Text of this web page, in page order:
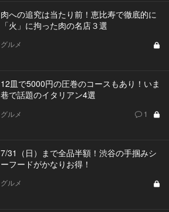
肉への追究は当たり前！恵比寿で徹底的に
「火」に拘った肉の名店３選
グルメ
12皿で5000円の圧巻のコースもあり！いま
巷で話題のイタリアン4選
グルメ 1
7/31（日）まで全品半額！渋谷の手掴みシ
ーフードがかなりお得！
グルメ